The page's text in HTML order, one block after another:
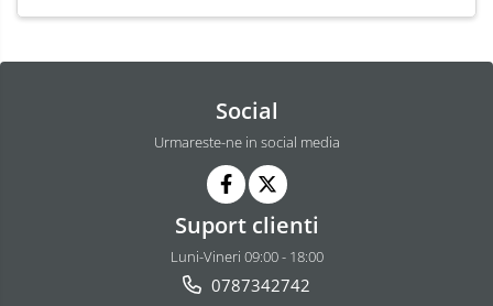
Social
Urmareste-ne in social media
Suport clienti
Luni-Vineri 09:00 - 18:00
0787342742